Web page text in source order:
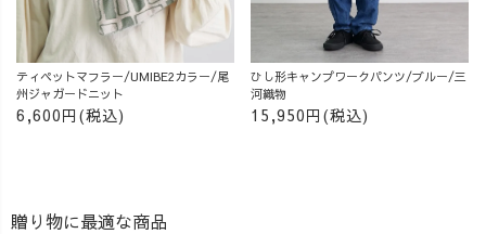
ティペットマフラー/UMIBE2カラー/尾
州ジャガードニット
6,600円(税込)
ひし形キャンプワークパンツ/ブルー/三
河織物
15,950円(税込)
贈り物に最適な商品